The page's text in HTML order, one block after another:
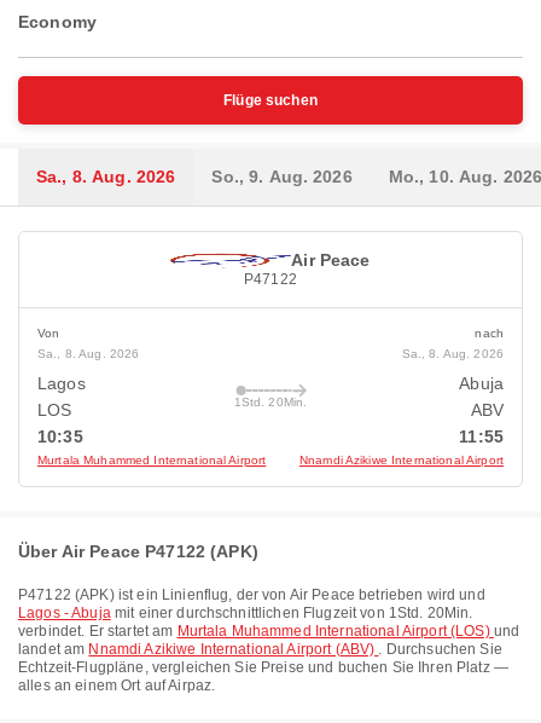
Economy
Flüge suchen
Sa., 8. Aug. 2026 So., 9. Aug. 2026 Mo., 10. Aug.
Air Peace
P47122
Von
Sa., 8. Aug. 2026
Lagos
LOS
10:35
Murtala Muhammed International Airport
1Std. 20Min.
nach
Sa., 8. Aug. 2026
Abuja
ABV
11:55
Nnamdi Azikiwe International Airport
Über Air Peace P47122 (APK)
P47122 (APK) ist ein Linienflug, der von Air Peace betrieben wird und
Lagos - Abujamit einer durchschnittlichen Flugzeit von 1Std. 20Min.
verbindet. Er startet am Murtala Muhammed International Airport (LOS) und
landet am Nnamdi Azikiwe International Airport (ABV) . Durchsuchen Sie
Echtzeit-Flugpläne, vergleichen Sie Preise und buchen Sie Ihren Platz —
alles an einem Ort auf Airpaz.